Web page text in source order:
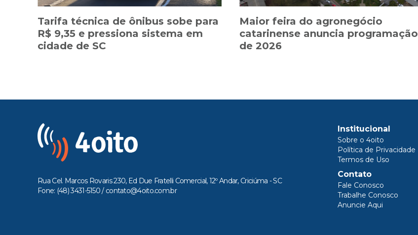
Tarifa técnica de ônibus sobe para
R$ 9,35 e pressiona sistema em
cidade de SC
Maior feira do agronegócio
catarinense anuncia programação
de 2026
Rua Cel. Marcos Rovaris 230, Ed Due Fratelli Comercial, 12º Andar, Criciúma - SC
Fone: (48) 3431-5150 / contato@4oito.com.br
Institucional
Sobre o 4oito
Política de Privacidade
Termos de Uso
Contato
Fale Conosco
Trabalhe Conosco
Anuncie Aqui